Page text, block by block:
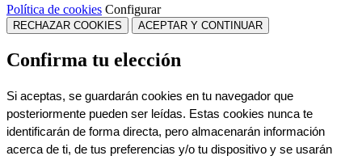
Política de cookies Configurar
RECHAZAR COOKIES ACEPTAR Y CONTINUAR
Confirma tu elección
Si aceptas, se guardarán cookies en tu navegador que
posteriormente pueden ser leídas. Estas cookies nunca te
identificarán de forma directa, pero almacenarán información
acerca de ti, de tus preferencias y/o tu dispositivo y se usarán